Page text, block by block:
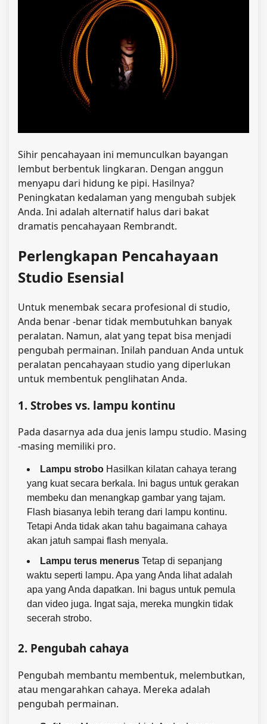
Sihir pencahayaan ini memunculkan bayangan
lembut berbentuk lingkaran. Dengan anggun
menyapu dari hidung ke pipi. Hasilnya?
Peningkatan kedalaman yang mengubah subjek
Anda. Ini adalah alternatif halus dari bakat
dramatis pencahayaan Rembrandt.
Perlengkapan Pencahayaan
Studio Esensial
Untuk menembak secara profesional di studio,
Anda benar -benar tidak membutuhkan banyak
peralatan. Namun, alat yang tepat bisa menjadi
pengubah permainan. Inilah panduan Anda untuk
peralatan pencahayaan studio yang diperlukan
untuk membentuk penglihatan Anda.
1. Strobes vs. lampu kontinu
Pada dasarnya ada dua jenis lampu studio. Masing
-masing memiliki pro.
Lampu strobo Hasilkan kilatan cahaya terang
yang kuat secara berkala. Ini bagus untuk gerakan
membeku dan menangkap gambar yang tajam.
Flash biasanya lebih terang dari lampu kontinu.
Tetapi Anda tidak akan tahu bagaimana cahaya
akan jatuh sampai flash menyala.
Lampu terus menerus Tetap di sepanjang
waktu seperti lampu. Apa yang Anda lihat adalah
apa yang Anda dapatkan. Ini bagus untuk pemula
dan video juga. Ingat saja, mereka mungkin tidak
secerah strobo.
2. Pengubah cahaya
Pengubah membantu membentuk, melembutkan,
atau mengarahkan cahaya. Mereka adalah
pengubah permainan.